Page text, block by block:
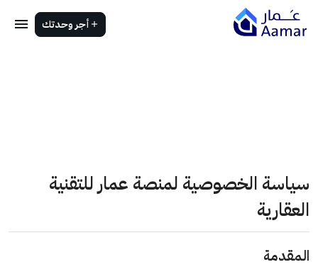
أجر وحدتك
سياسة الخصوصية لمنصة عمار للتقنية
العقارية
المقدمة